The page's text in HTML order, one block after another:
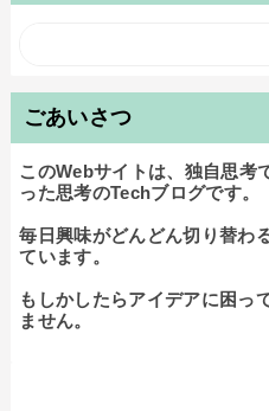
ごあいさつ
このWebサイトは、独自思考
った思考のTechブログです。
毎日興味がどんどん切り替わ
ています。
もしかしたらアイデアに困っ
ません。